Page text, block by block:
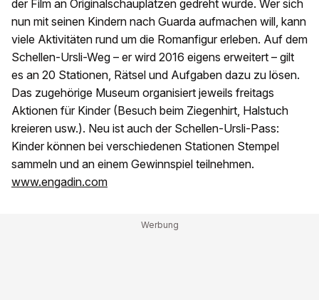
der Film an Originalschauplätzen gedreht wurde. Wer sich
nun mit seinen Kindern nach Guarda aufmachen will, kann
viele Aktivitäten rund um die Romanfigur erleben. Auf dem
Schellen-Ursli-Weg – er wird 2016 eigens erweitert – gilt
es an 20 Stationen, Rätsel und Aufgaben dazu zu lösen.
Das zugehörige Museum organisiert jeweils freitags
Aktionen für Kinder (Besuch beim Ziegenhirt, Halstuch
kreieren usw.). Neu ist auch der Schellen-Ursli-Pass:
Kinder können bei verschiedenen Stationen Stempel
sammeln und an einem Gewinnspiel teilnehmen.
www.engadin.com